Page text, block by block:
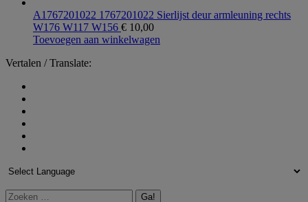
A1767201022 1767201022 Sierlijst deur armleuning rechts
W176 W117 W156 € 10,00
Toevoegen aan winkelwagen
Vertalen / Translate:
Zoeken: